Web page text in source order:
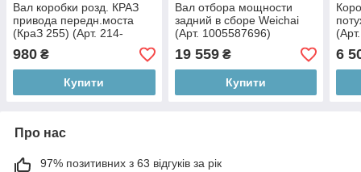
Вал коробки розд. КРАЗ
привода передн.моста
(КраЗ 255) (Арт. 214-
1805052)
980 ₴
Купити
Вал отбора мощности
задний в сборе Weichai
(Арт. 1005587696)
19 559₴
Купити
6
Про нас
97% позитивних з 63 відгуків за рік